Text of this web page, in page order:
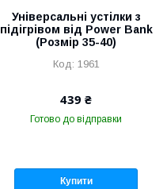
Універсальні устілки з
підігрівом від Power Bank
(Розмір 35-40)
1961
439 ₴
Готово до відправки
Купити